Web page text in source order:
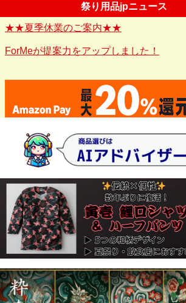
祭り用品jpニュース
★★夏季休業のご案内★★
ForMeが提案力をアップしました！
上西産業 2023カタログを掲載しました
クリアストーン クリスマス商品を掲
クリアストーン ハロウィン商品を掲載
東京いろは 祭和装小物 2024年度版を掲
■お祭天国・きぬずれ踊衣裳を掲載しま
■伊田繊維 作務衣・甚平コレクション
掲載しました。